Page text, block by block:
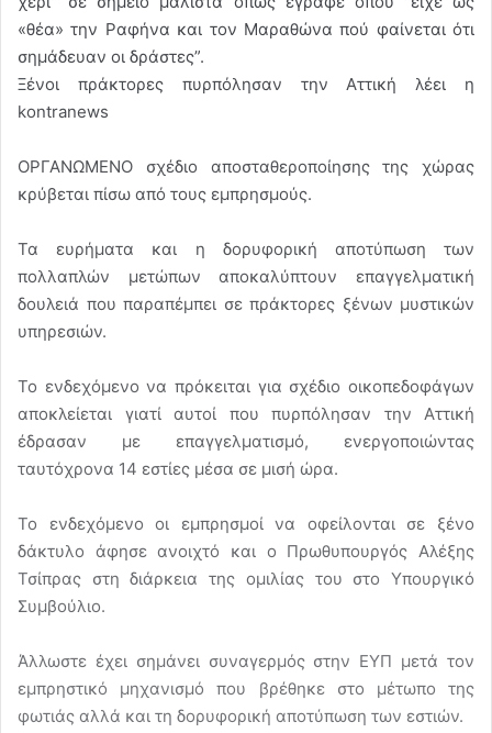
«θέα» την Ραφήνα και τον Μαραθώνα πού φαίνεται ότι
σημάδευαν οι δράστες”.
Ξένοι πράκτορες πυρπόλησαν την Αττική λέει η
kontranews
ΟΡΓΑΝΩΜΕΝΟ σχέδιο αποσταθεροποίησης της χώρας
κρύβεται πίσω από τους εμπρησμούς.
Τα ευρήματα και η δορυφορική αποτύπωση των
πολλαπλών μετώπων αποκαλύπτουν επαγγελματική
δουλειά που παραπέμπει σε πράκτορες ξένων μυστικών
υπηρεσιών.
Το ενδεχόμενο να πρόκειται για σχέδιο οικοπεδοφάγων
αποκλείεται γιατί αυτοί που πυρπόλησαν την Αττική
έδρασαν με επαγγελματισμό, ενεργοποιώντας
ταυτόχρονα 14 εστίες μέσα σε μισή ώρα.
Το ενδεχόμενο οι εμπρησμοί να οφείλονται σε ξένο
δάκτυλο άφησε ανοιχτό και ο Πρωθυπουργός Αλέξης
Τσίπρας στη διάρκεια της ομιλίας του στο Υπουργικό
Συμβούλιο.
Άλλωστε έχει σημάνει συναγερμός στην ΕΥΠ μετά τον
εμπρηστικό μηχανισμό που βρέθηκε στο μέτωπο της
φωτιάς αλλά και τη δορυφορική αποτύπωση των εστιών.